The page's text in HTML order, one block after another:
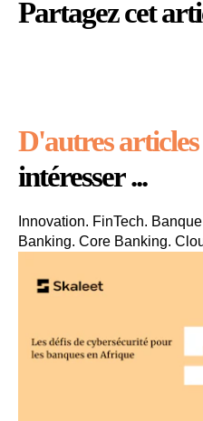
Partagez cet
D'autres articles
intéresser ...
Innovation. FinTech.
Banking. Core Banking.